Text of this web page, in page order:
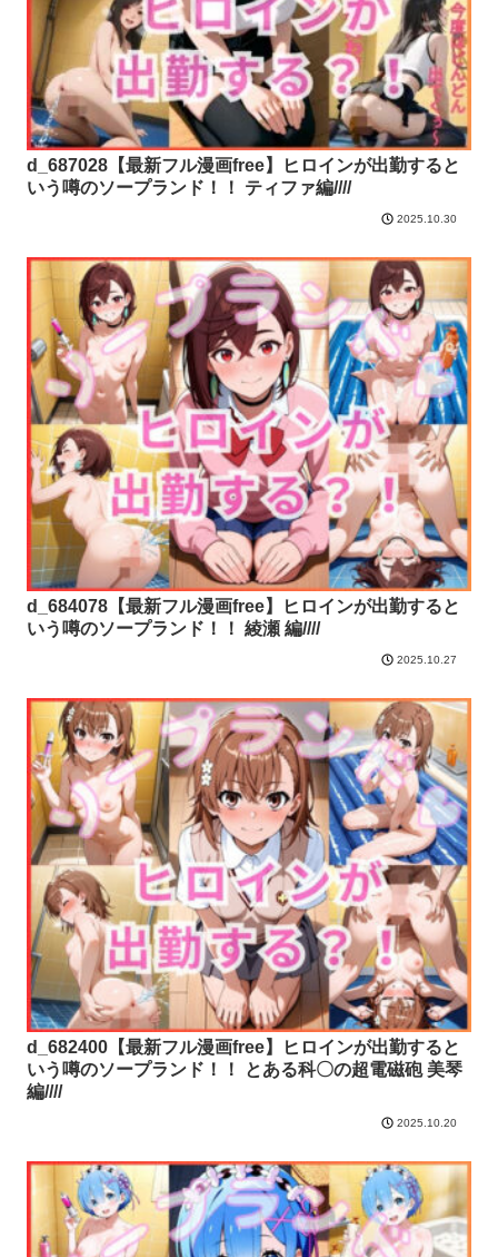
d_687028【最新フル漫画free】ヒロインが出勤すると
いう噂のソープランド！！ ティファ編////
2025.10.30
d_684078【最新フル漫画free】ヒロインが出勤すると
いう噂のソープランド！！ 綾瀬 編////
2025.10.27
d_682400【最新フル漫画free】ヒロインが出勤すると
いう噂のソープランド！！ とある科〇の超電磁砲 美琴
編////
2025.10.20